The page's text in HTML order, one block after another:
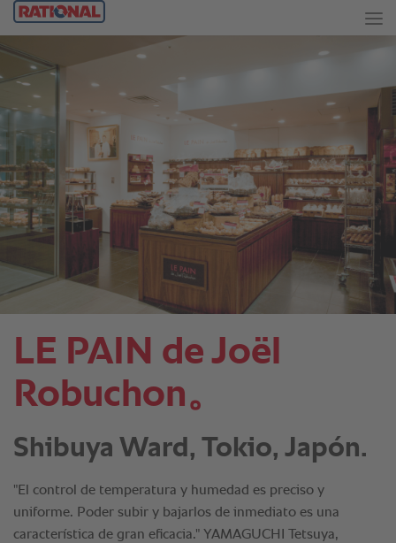
LE PAIN de Joël
Robuchon。
Shibuya Ward, Tokio, Japón.
"El control de temperatura y humedad es preciso y
uniforme. Poder subir y bajarlos de inmediato es una
característica de gran eficacia." YAMAGUCHI Tetsuya,